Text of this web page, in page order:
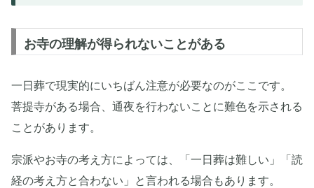
お寺の理解が得られないことがある
一日葬で現実的にいちばん注意が必要なのがここです。
菩提寺がある場合、通夜を行わないことに難色を示される
ことがあります。
宗派やお寺の考え方によっては、「一日葬は難しい」「読
経の考え方と合わない」と言われる場合もあります。